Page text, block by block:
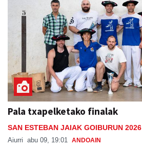
Pala txapelketako finalak
SAN ESTEBAN JAIAK GOIBURUN 2026
Aiurri abu 09, 19:01 ANDOAIN